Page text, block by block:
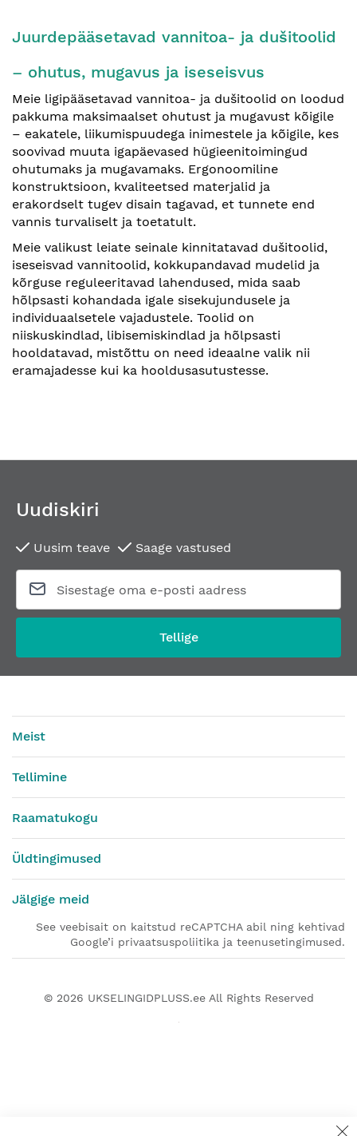
Juurdepääsetavad vannitoa- ja dušitoolid
– ohutus, mugavus ja iseseisvus
Meie ligipääsetavad vannitoa- ja dušitoolid on loodud
pakkuma maksimaalset ohutust ja mugavust kõigile
– eakatele, liikumispuudega inimestele ja kõigile, kes
soovivad muuta igapäevased hügieenitoimingud
ohutumaks ja mugavamaks. Ergonoomiline
konstruktsioon, kvaliteetsed materjalid ja
erakordselt tugev disain tagavad, et tunnete end
vannis turvaliselt ja toetatult.
Meie valikust leiate seinale kinnitatavad dušitoolid,
iseseisvad vannitoolid, kokkupandavad mudelid ja
kõrguse reguleeritavad lahendused, mida saab
hõlpsasti kohandada igale sisekujundusele ja
individuaalsetele vajadustele. Toolid on
niiskuskindlad, libisemiskindlad ja hõlpsasti
hooldatavad, mistõttu on need ideaalne valik nii
eramajadesse kui ka hooldusasutustesse.
Uudiskiri
Uusim teave Saage vastused
Tellige
Meist
Tellimine
Raamatukogu
Üldtingimused
Jälgige meid
See veebisait on kaitstud reCAPTCHA abil ning kehtivad
Google’i privaatsuspoliitika ja teenusetingimused.
© 2026 UKSELINGIDPLUSS.eeAll Rights Reserved